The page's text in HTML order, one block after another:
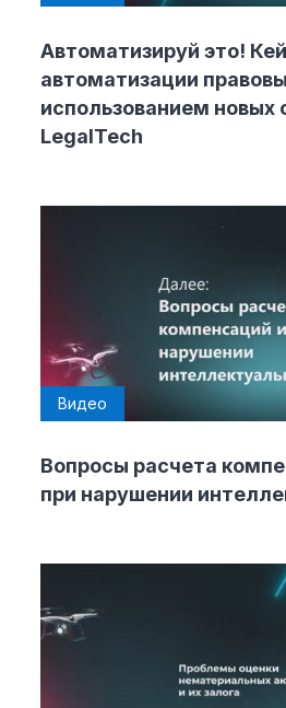
Автоматизируй это!
автоматизации
использованием новых
LegalTech
Видео
Вопросы расчета
при нарушении